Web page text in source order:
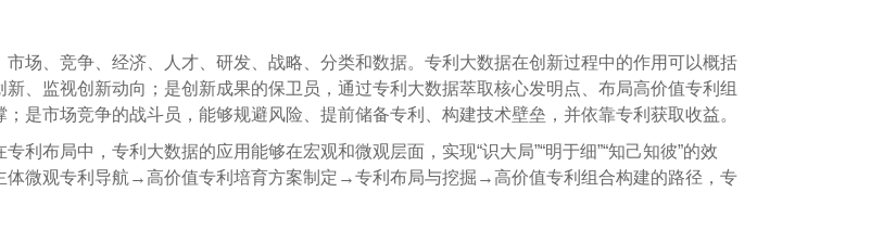
、竞争、经济、人才、研发、战略、分类和数据。专利大数据在创新过程中的作用可以概括
、监视创新动向；是创新成果的保卫员，通过专利大数据萃取核心发明点、布局高价值专利组
是市场竞争的战斗员，能够规避风险、提前储备专利、构建技术壁垒，并依靠专利获取收益。
利布局中，专利大数据的应用能够在宏观和微观层面，实现“识大局”“明于细”“知己知彼”的效
微观专利导航→高价值专利培育方案制定→专利布局与挖掘→高价值专利组合构建的路径，专